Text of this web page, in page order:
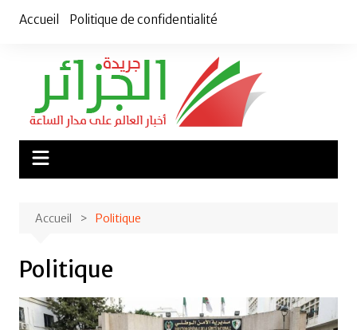
Accueil Politique de confidentialité
Accueil Politique
Politique